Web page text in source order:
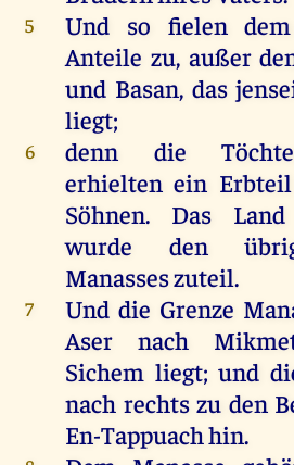
5 Und so fielen dem
Anteile zu, außer
und Basan, das
liegt;
6 denn die
erhieltenein Erbteil
Söhnen. Das Land
wurde
den
Manasseszuteil.
7 Und die Grenze
Aser nach
Sichem liegt;und
nach rechts zu den
En-Tappuachhin.